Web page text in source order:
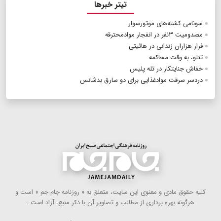
تیتر خبرها
سونامی کشته‌های موتورسوار
مصدومیت ۳نفر در انفجار موادمحترقه
فرار هزاران زندانی در هائیتی
تتلو، به وقت محاکمه
خفاش جنایتکار در تله پلیس
دردسر سرقت موادغذایی برای دو سارق بدشانس
كلیه حقوق مادی و معنوی این سایت، متعلق به « روزنامه جام جم » است و
هرگونه بهره ‌برداری از مطالب و تصاویر آن با ذكر منبع، آزاد است .